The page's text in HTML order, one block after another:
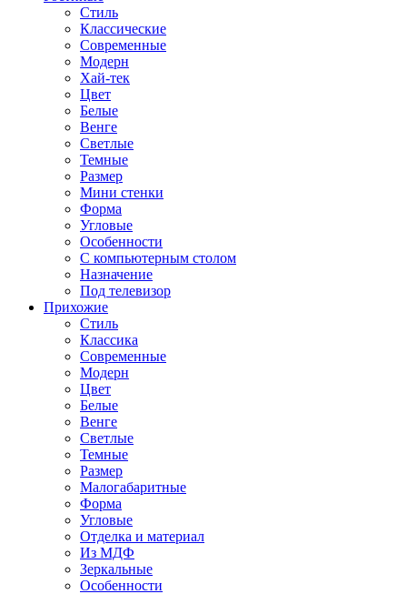
Стиль
Классические
Современные
Модерн
Хай-тек
Цвет
Белые
Венге
Светлые
Темные
Размер
Мини стенки
Форма
Угловые
Особенности
С компьютерным столом
Назначение
Под телевизор
Прихожие
Стиль
Классика
Современные
Модерн
Цвет
Белые
Венге
Светлые
Темные
Размер
Малогабаритные
Форма
Угловые
Отделка и материал
Из МДФ
Зеркальные
Особенности